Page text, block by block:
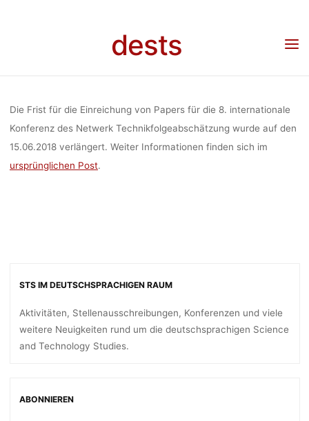
dests
DES
–
Call for Papers: 8. internationale Konferenz des Netzwerk
Die Frist für die Einreichung von Papers für die 8. internationale
Konferenz des Netwerk Technikfolgeabschätzung wurde auf den
15.06.2018 verlängert. Weiter Informationen finden sich im
ursprünglichen Post.
STS IM DEUTSCHSPRACHIGEN RAUM
Aktivitäten, Stellenausschreibungen, Konferenzen und viele
weitere Neuigkeiten rund um die deutschsprachigen Science
and Technology Studies.
ABONNIEREN